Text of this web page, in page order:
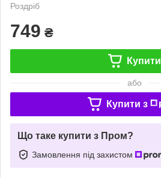
Роздріб
749 ₴
Купити
або
Купити з
Що таке купити з Пром?
Замовлення під захистом